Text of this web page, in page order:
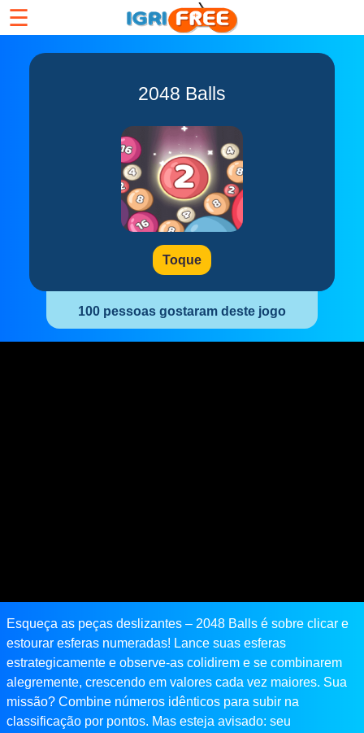
☰
2048 Balls
Toque
100 pessoas gostaram deste jogo
Esqueça as peças deslizantes – 2048 Balls é sobre clicar e
estourar esferas numeradas! Lance suas esferas
estrategicamente e observe-as colidirem e se combinarem
alegremente, crescendo em valores cada vez maiores. Sua
missão? Combine números idênticos para subir na
classificação por pontos. Mas esteja avisado: seu